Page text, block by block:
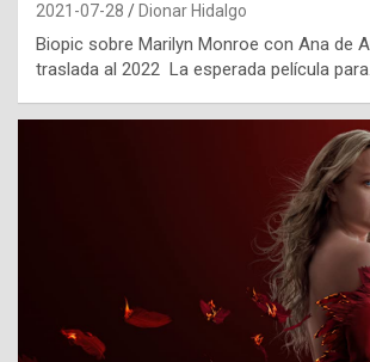
2021-07-28 Dionar Hidalgo
Biopic sobre Marilyn Monroe con Ana de
traslada al 2022 La esperada película